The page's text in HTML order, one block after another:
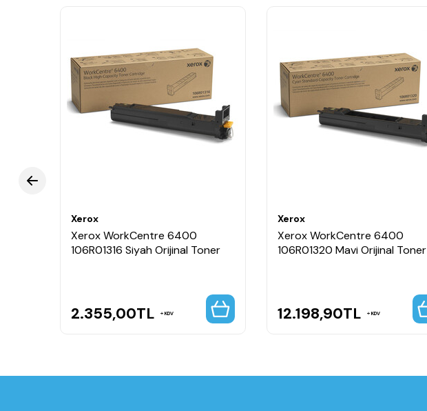
Xerox
Xerox WorkCentre 6400
106R01316 Siyah Orijinal Toner
2.355,00TL KDV
Xerox
Xerox WorkCentre 6400
106R01320 Mavi Orijinal Toner
12.198,90TL KDV